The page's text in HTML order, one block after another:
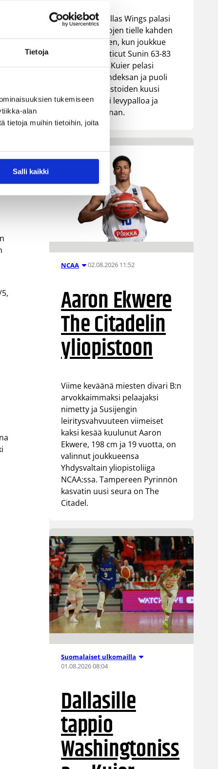
Tietoja
tukemiseen
alan
tietoja muihin tietoihin, joita
Salli kaikki
WNBA:ssa Dallas Wings palasi
takaisin voittojen tielle kahden
tappion jälkeen, kun joukkue
voitti Connecticut Sunin 63-83
(37-48). Awak Kuier pelasi
vaihdosta kahdeksan ja puoli
minuuttia tilastoiden kuusi
pistettä, kaksi levypalloa ja
yhden torjunnan.
NCAA 02.08.2026 11:52
Aaron Ekwere
The Citadelin
yliopistoon
Viime keväänä miesten divari B:n
arvokkaimmaksi pelaajaksi
nimetty ja Susijengin
leiritysvahvuuteen viimeiset
kaksi kesää kuulunut Aaron
Ekwere, 198 cm ja 19 vuotta, on
valinnut joukkueensa
Yhdysvaltain yliopistoliiga
NCAA:ssa. Tampereen Pyrinnön
kasvatin uusi seura on The
Citadel.
Suomalaiset ulkomailla
01.08.2026 08:04
Dallasille
tappio
Washingtoniss